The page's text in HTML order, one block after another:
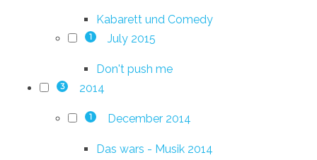
Kabarett und Comedy
1 July 2015
Don't push me
3 2014
1 December 2014
Das wars - Musik 2014